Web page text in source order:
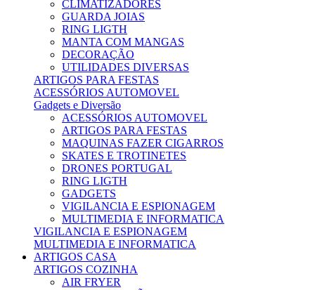
CLIMATIZADORES
GUARDA JOIAS
RING LIGTH
MANTA COM MANGAS
DECORAÇÃO
UTILIDADES DIVERSAS
ARTIGOS PARA FESTAS
ACESSÓRIOS AUTOMOVEL
Gadgets e Diversão
ACESSÓRIOS AUTOMOVEL
ARTIGOS PARA FESTAS
MAQUINAS FAZER CIGARROS
SKATES E TROTINETES
DRONES PORTUGAL
RING LIGTH
GADGETS
VIGILANCIA E ESPIONAGEM
MULTIMEDIA E INFORMATICA
VIGILANCIA E ESPIONAGEM
MULTIMEDIA E INFORMATICA
ARTIGOS CASA
ARTIGOS COZINHA
AIR FRYER